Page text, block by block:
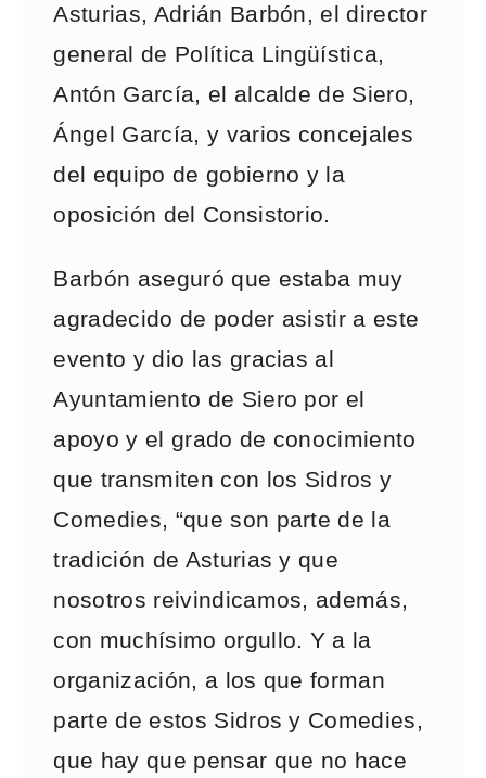
Asturias, Adrián Barbón, el director
general de Política Lingüística,
Antón García, el alcalde de Siero,
Ángel García, y varios concejales
del equipo de gobierno y la
oposición del Consistorio.
Barbón aseguró que estaba muy
agradecido de poder asistir a este
evento y dio las gracias al
Ayuntamiento de Siero por el
apoyo y el grado de conocimiento
que transmiten con los Sidros y
Comedies, “que son parte de la
tradición de Asturias y que
nosotros reivindicamos, además,
con muchísimo orgullo. Y a la
organización, a los que forman
parte de estos Sidros y Comedies,
que hay que pensar que no hace